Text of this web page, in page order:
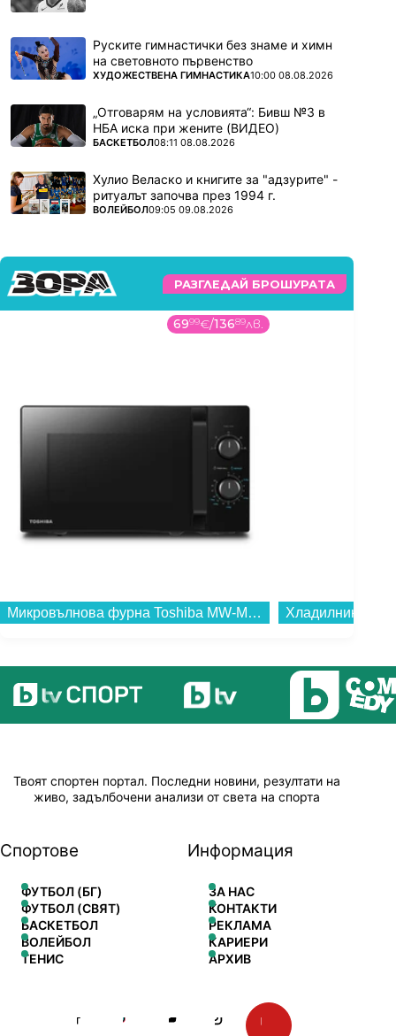
Руските гимнастички без знаме и химн
на световното първенство
ПОВЕЧЕ ОТ
ХУДОЖЕСТВЕНА ГИМНАСТИКА10:00 08.08.2026
„Отговарям на условията“: Бивш №3 в
НБА иска при жените (ВИДЕО)
ПОВЕЧЕ ОТ
БАСКЕТБОЛ08:11 08.08.2026
Хулио Веласко и книгите за "адзурите" -
ритуалът започва през 1994 г.
ПОВЕЧЕ ОТ
ВОЛЕЙБОЛ09:05 09.08.2026
РАЗГЛЕДАЙ БРОШУРАТА
6999€/13689лв.
Микровълнова фурна Toshiba MW-MM20PBK , 20 Литри, 800 W...
Твоят спортен портал. Последни новини, резултати на
живо, задълбочени анализи от света на спорта
Спортове
ФУТБОЛ (БГ)
ФУТБОЛ (СВЯТ)
БАСКЕТБОЛ
ВОЛЕЙБОЛ
ТЕНИС
Информация
ЗА НАС
КОНТАКТИ
РЕКЛАМА
КАРИЕРИ
АРХИВ